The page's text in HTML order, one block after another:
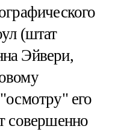
(штат
Эйвери,
его
совершенно